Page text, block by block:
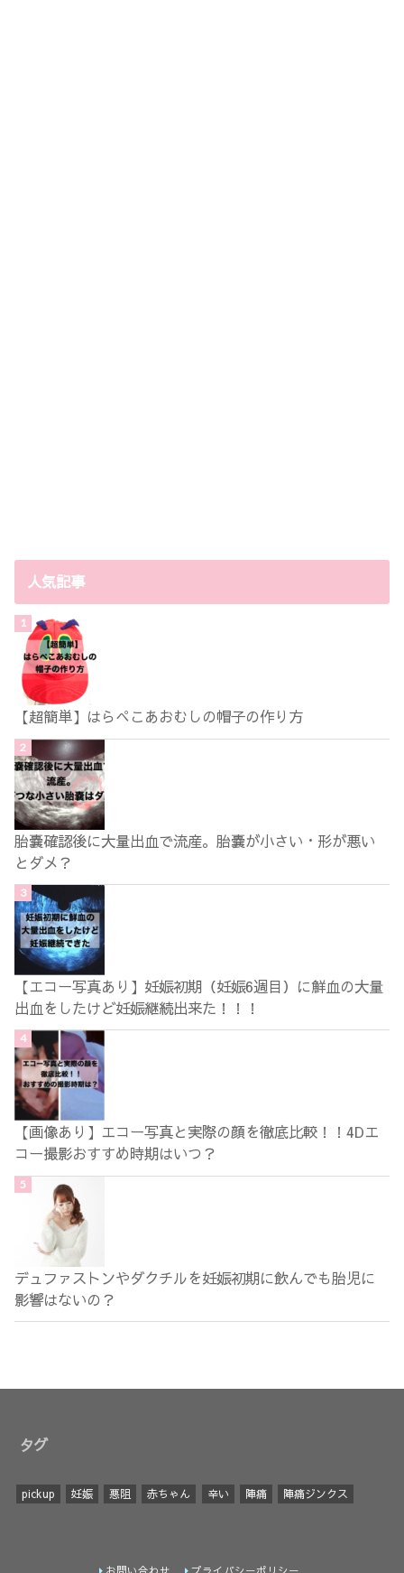
人気記事
【超簡単】はらぺこあおむしの帽子の作り方
胎嚢確認後に大量出血で流産。胎嚢が小さい・形が悪い
とダメ？
【エコー写真あり】妊娠初期（妊娠6週目）に鮮血の大量
出血をしたけど妊娠継続出来た！！！
【画像あり】エコー写真と実際の顔を徹底比較！！4Dエ
コー撮影おすすめ時期はいつ？
デュファストンやダクチルを妊娠初期に飲んでも胎児に
影響はないの？
タグ
pickup 妊娠 悪阻 赤ちゃん 辛い 陣痛 陣痛ジンクス